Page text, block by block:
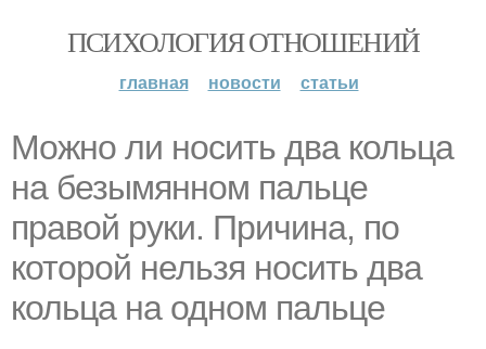
ПСИХОЛОГИЯ ОТНОШЕНИЙ
главная новости статьи
Можно ли носить два кольца
на безымянном пальце
правой руки. Причина, по
которой нельзя носить два
кольца на одном пальце